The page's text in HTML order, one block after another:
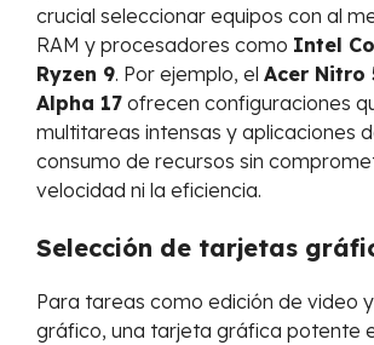
crucial seleccionar equipos con al
RAM y procesadores como Intel
Ryzen 9. Por ejemplo, el Acer Nitro
Alpha 17 ofrecen configuraciones
multitareas intensas y aplicaciones
consumo de recursos sin
velocidad ni la eficiencia.
Selección de tarjetas
Para tareas como edición de video
gráfico, una tarjeta gráfica potente